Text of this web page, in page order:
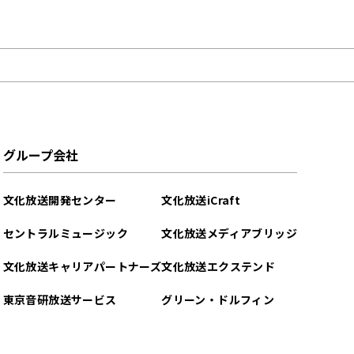
グループ会社
文化放送開発センター
セントラルミュージック
文化放送キャリアパートナーズ
東京音研放送サービス
文化放送iCraft
文化放送メディアブリッジ
文化放送エクステンド
グリーン・ドルフィン